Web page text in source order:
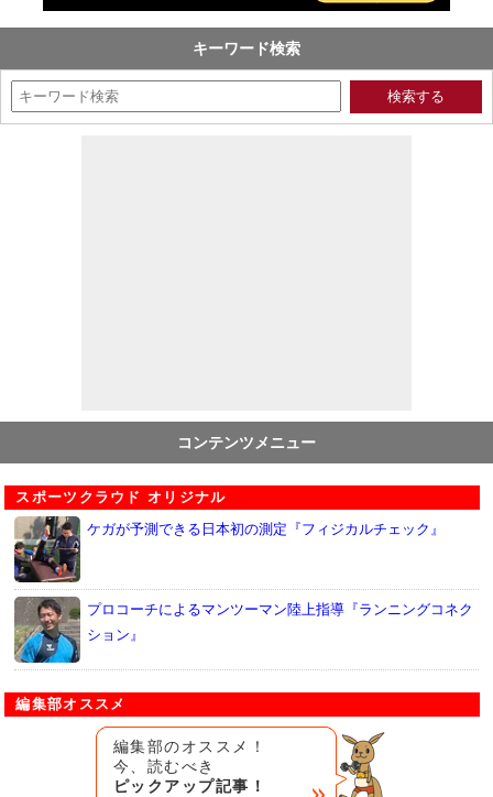
キーワード検索
コンテンツメニュー
スポーツクラウド オリジナル
ケガが予測できる日本初の測定『フィジカルチェック』
プロコーチによるマンツーマン陸上指導『ランニングコネク
ション』
編集部オススメ
編集部のオススメ！
今、読むべき
ピックアップ記事！